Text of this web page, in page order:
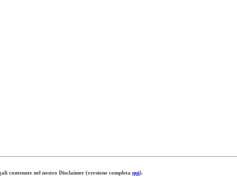
contenute nel nostro Disclaimer (versione completa qui).